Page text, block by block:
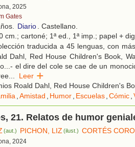
2025
Gates
Diario. Castellano.
cm.; cartoné; 1ª ed., 1ª imp.; papel +
traducida a 45 lenguas, con
Dahl, Red House Children's Book,
el dire del cole se cae de un
... Leer
Roald Dahl, Red House Children's
,Amistad , Humor, Escuelas,Cómic,
21. Relatos de humor
(aut.) PICHON, LIZ(ilust.) CORTÉS
2024